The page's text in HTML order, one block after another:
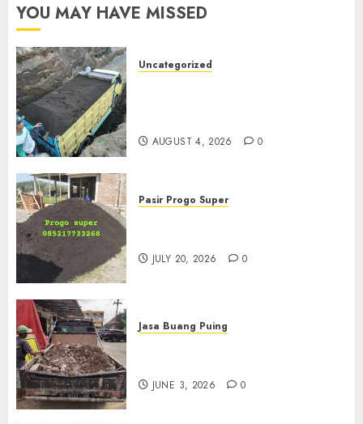
YOU MAY HAVE MISSED
Uncategorized
AUGUST 4, 2026 0
Pasir Progo Super
JULY 20, 2026 0
Jasa Buang Puing
JUNE 3, 2026 0